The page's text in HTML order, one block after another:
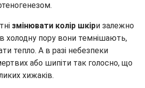
змінювати колір шкіри залежно
холодну пору вони темнішають,
тепло. А в разі небезпеки
або шипіти так голосно, що
хижаків.